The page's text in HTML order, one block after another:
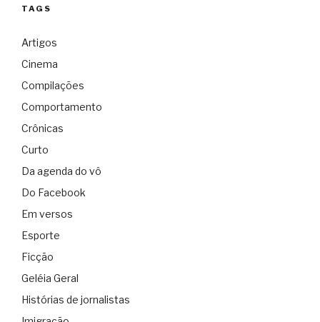
TAGS
Artigos
Cinema
Compilações
Comportamento
Crônicas
Curto
Da agenda do vô
Do Facebook
Em versos
Esporte
Ficção
Geléia Geral
Histórias de jornalistas